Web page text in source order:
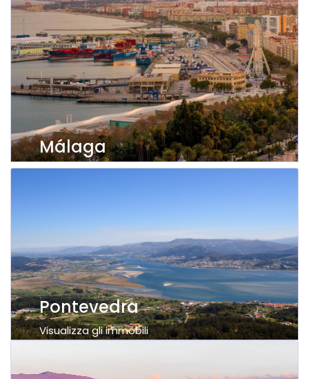
Málaga
Visualizza gli immobili
Pontevedra
Visualizza gli immobili